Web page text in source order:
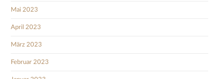
Mai 2023
April 2023
März 2023
Februar 2023